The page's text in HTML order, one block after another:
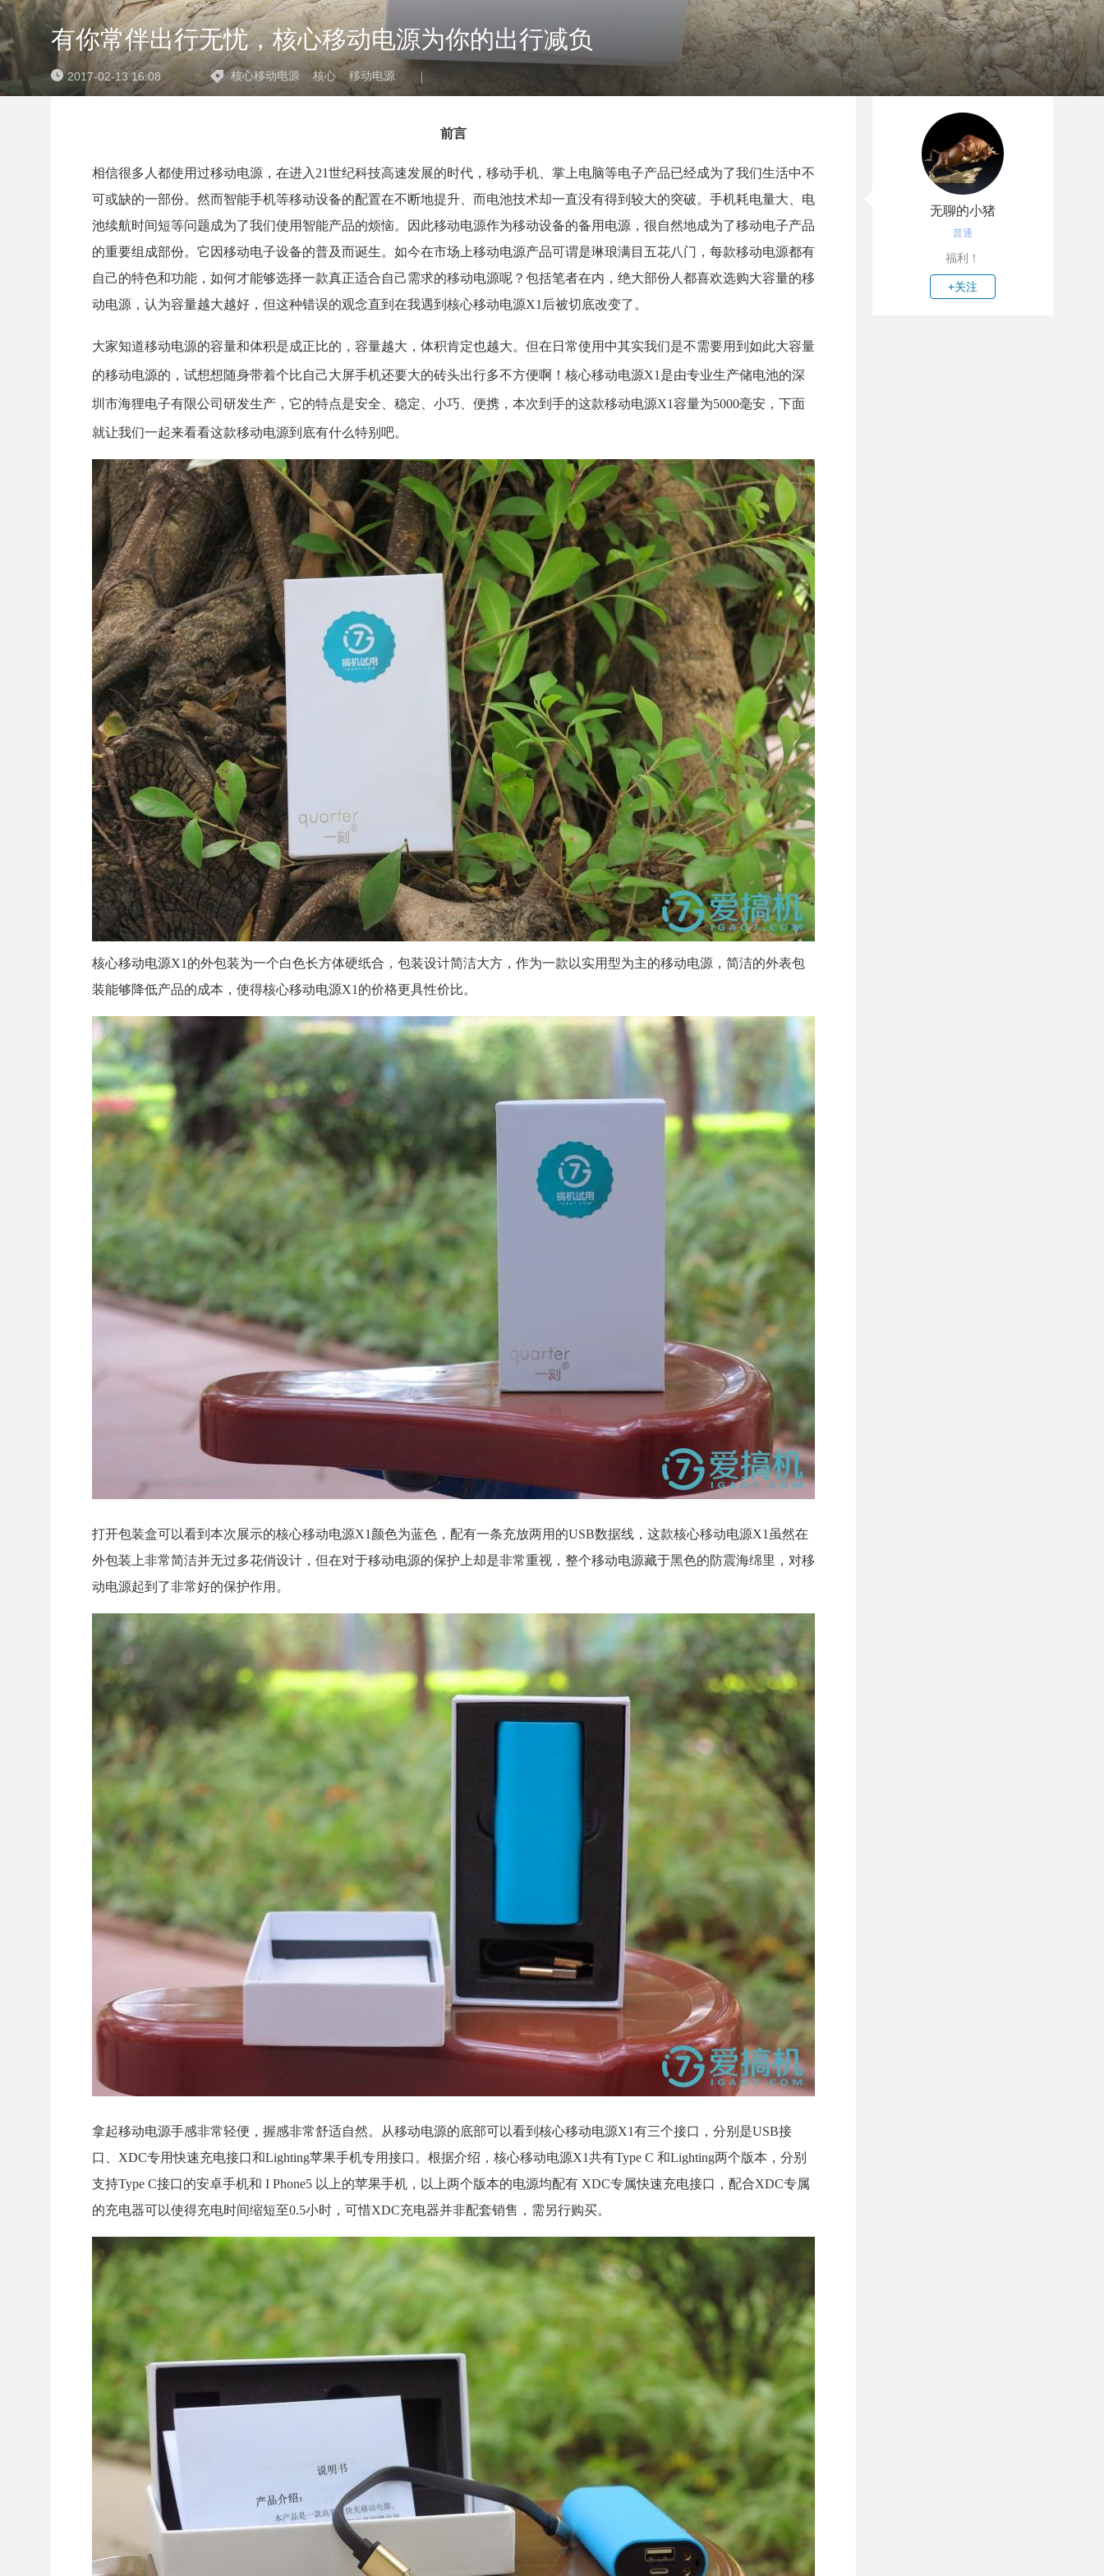
有你常伴出行无忧，核心移动电源为你的出行减负
2017-02-13 16:08 核心移动电源 核心 移动电源
前言
相信很多人都使用过移动电源，在进入21世纪科技高速发展的时代，移动手机、掌上电脑等电子产品已经成为了我们生活中不
可或缺的一部份。然而智能手机等移动设备的配置在不断地提升、而电池技术却一直没有得到较大的突破。手机耗电量大、电
池续航时间短等问题成为了我们使用智能产品的烦恼。因此移动电源作为移动设备的备用电源，很自然地成为了移动电子产品
的重要组成部份。它因移动电子设备的普及而诞生。如今在市场上移动电源产品可谓是琳琅满目五花八门，每款移动电源都有
自己的特色和功能，如何才能够选择一款真正适合自己需求的移动电源呢？包括笔者在内，绝大部份人都喜欢选购大容量的移
动电源，认为容量越大越好，但这种错误的观念直到在我遇到核心移动电源X1后被切底改变了 。
大家知道移动电源的容量和体积是成正比的，容量越大，体积肯定也越大。但在日常使用中其实我们是不需要用到如此大容量
的移动电源的，试想想随身带着个比自己大屏手机还要大的砖头出行多不方便啊！核心移动电源X1是由专业生产储电池的深
圳市海狸电子有限公司研发生产，它的特点是安全、稳定、小巧、便携，本次到手的这款移动电源X1容量为5000毫安，下面
就让我们一起来看看这款移动电源到底有什么特别吧。
核心移动电源X1的外包装为一个白色长方体硬纸合，包装设计简洁大方，作为一款以实用型为主的移动电源，简洁的外表包
装能够降低产品的成本，使得核心移动电源X1的价格更具性价比。
打开包装盒可以看到本次展示的核心移动电源X1颜色为蓝色，配有一条充放两用的USB数据线，这款核心移动电源X1虽然在
外包装上非常简洁并无过多花俏设计，但在对于移动电源的保护上却是非常重视，整个移动电源藏于黑色的防震海绵里，对移
动电源起到了非常好的保护作用。
拿起移动电源手感非常轻便，握感非常舒适自然。从移动电源的底部可以看到核心移动电源X1有三个接口，分别是USB接
口、XDC专用快速充电接口和Lighting苹果手机专用接口。根据介绍，核心移动电源X1共有Type C 和Lighting两个版本，分别
支持Type C接口的安卓手机和 I Phone5 以上的苹果手机，以上两个版本的电源均配有 XDC专属快速充电接口，配合XDC专属
的充电器可以使得充电时间缩短至0.5小时，可惜XDC充电器并非配套销售，需另行购买。
无聊的小猪
普通
福利！
+关注